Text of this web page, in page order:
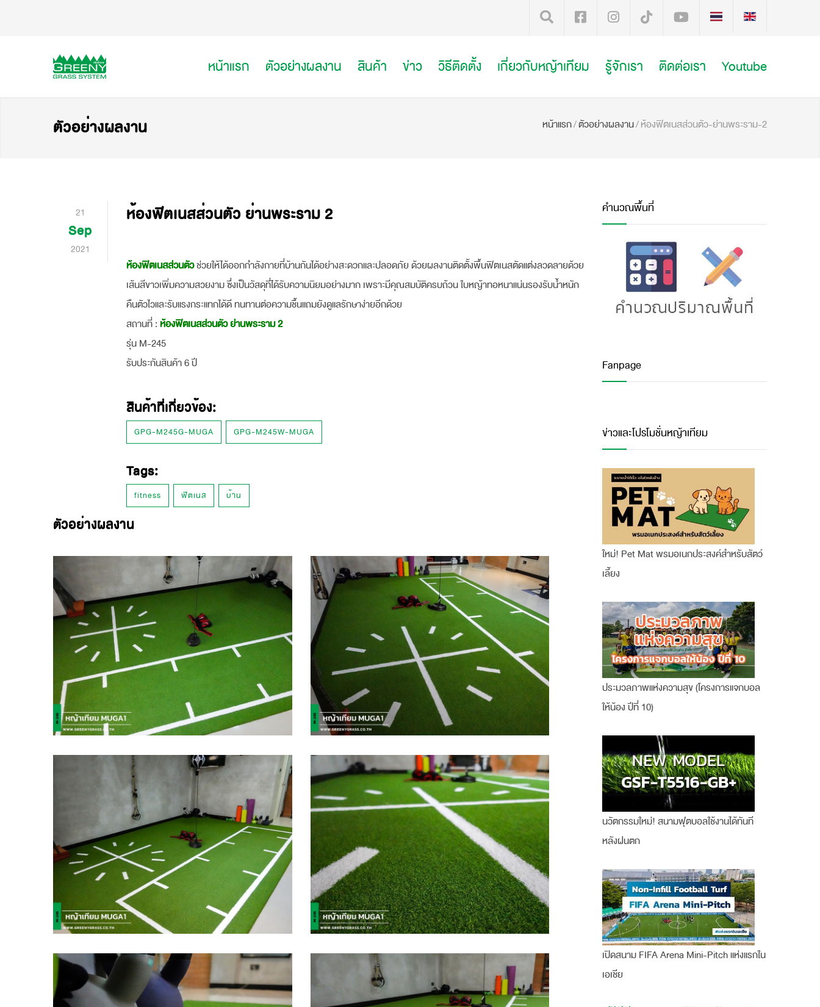
หน้าแรก ตัวอย่างผลงาน สินค้า ข่าว วิธีติดตั้ง เกี่ยวกับหญ้าเทียม รู้จักเรา ติดต่อเรา Youtube
ตัวอย่างผลงาน หน้าแรก/ตัวอย่างผลงาน/ห้องฟิตเนสส่วนตัว-ย่านพระราม-2
21
Sep
2021
ห้องฟิตเนสส่วนตัว ย่านพระราม 2
ห้องฟิตเนสส่วนตัวช่วยให้ได้ออกกำลังกายที่บ้านกันได้อย่างสะดวกและปลอดภัย ด้วยผลงานติดตั้งพื้นฟิตเนสตัดแต่งลวดลายด้วย
เส้นสีขาวเพิ่มความสวยงาม ซึ่งเป็นวัสดุที่ได้รับความนิยมอย่างมาก เพราะมีคุณสมบัติครบถ้วน ใบหญ้าทอหนาแน่นรองรับน้ำหนัก
คืนตัวไวและรับแรงกระแทกได้ดี ทนทานต่อความชื้นแถมยังดูแลรักษาง่ายอีกด้วย
สถานที่ : ห้องฟิตเนสส่วนตัว ย่านพระราม 2
รุ่น M-245
รับประกันสินค้า 6 ปี
สินค้าที่เกี่ยวข้อง:
GPG-M245G-MUGA GPG-M245W-MUGA
Tags:
fitness ฟิตเนส บ้าน
ตัวอย่างผลงาน
คำนวณพื้นที่
Fanpage
ข่าวและโปรโมชั่นหญ้าเทียม
ใหม่! Pet Mat พรมอเนกประสงค์สำหรับสัตว์
เลี้ยง
ประมวลภาพแห่งความสุข (โครงการแจกบอล
ให้น้อง ปีที่ 10)
นวัตกรรมใหม่! สนามฟุตบอลใช้งานได้ทันที
หลังฝนตก
เปิดสนาม FIFA Arena Mini-Pitch แห่งแรกใน
เอเชีย